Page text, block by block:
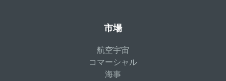
市場
航空宇宙
コマーシャル
海事